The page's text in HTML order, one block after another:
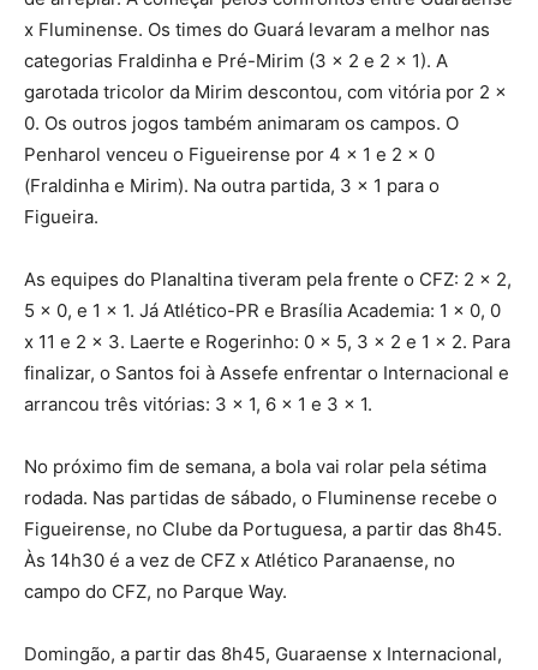
x Fluminense. Os times do Guará levaram a melhor nas
categorias Fraldinha e Pré-Mirim (3 x 2 e 2 x 1). A
garotada tricolor da Mirim descontou, com vitória por 2 x
0. Os outros jogos também animaram os campos. O
Penharol venceu o Figueirense por 4 x 1 e 2 x 0
(Fraldinha e Mirim). Na outra partida, 3 x 1 para o
Figueira.
As equipes do Planaltina tiveram pela frente o CFZ: 2 x 2,
5 x 0, e 1 x 1. Já Atlético-PR e Brasília Academia: 1 x 0, 0
x 11 e 2 x 3. Laerte e Rogerinho: 0 x 5, 3 x 2 e 1 x 2. Para
finalizar, o Santos foi à Assefe enfrentar o Internacional e
arrancou três vitórias: 3 x 1, 6 x 1 e 3 x 1.
No próximo fim de semana, a bola vai rolar pela sétima
rodada. Nas partidas de sábado, o Fluminense recebe o
Figueirense, no Clube da Portuguesa, a partir das 8h45.
Às 14h30 é a vez de CFZ x Atlético Paranaense, no
campo do CFZ, no Parque Way.
Domingão, a partir das 8h45, Guaraense x Internacional,